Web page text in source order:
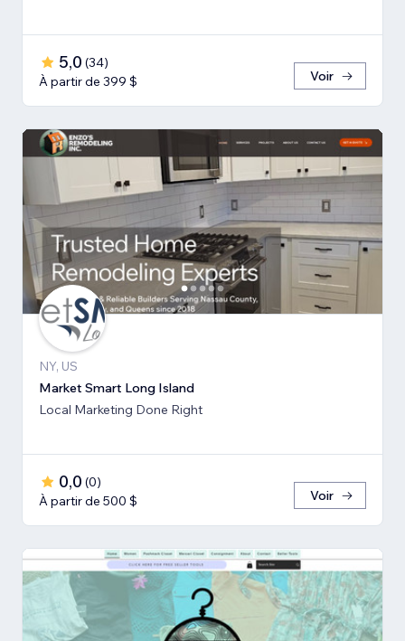
5,0 (34)
À partir de 399 $
Voir
NY, US
Market Smart Long Island
Local Marketing Done Right
0,0 (0)
À partir de 500 $
Voir